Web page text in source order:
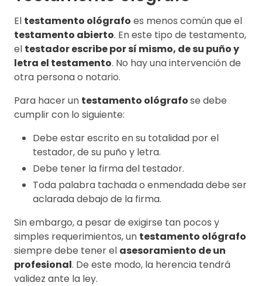
El testamento ológrafo es menos común que el
testamento abierto. En este tipo de testamento,
el testador escribe por sí mismo, de su puño y
letra el testamento. No hay una intervención de
otra persona o notario.
Para hacer un testamento ológrafose debe
cumplir con lo siguiente:
Debe estar escrito en su totalidad por el
testador, de su puño y letra.
Debe tener la firma del testador.
Toda palabra tachada o enmendada debe ser
aclarada debajo de la firma.
Sin embargo, a pesar de exigirse tan pocos y
simples requerimientos, un testamento ológrafo
siempre debe tener el asesoramiento de un
profesional. De este modo, la herencia tendrá
validez ante la ley.